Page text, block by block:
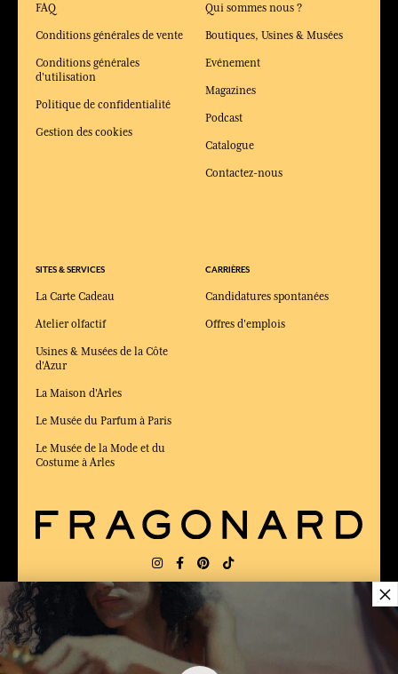
FAQ
Conditions générales de vente
Conditions générales
d'utilisation
Politique de confidentialité
Gestion des cookies
SITES & SERVICES
La Carte Cadeau
Atelier olfactif
Usines & Musées de la Côte
d'Azur
La Maison d'Arles
Le Musée du Parfum à Paris
Le Musée de la Mode et du
Costume à Arles
Qui sommes nous ?
Boutiques, Usines & Musées
Evénement
Magazines
Podcast
Catalogue
Contactez-nous
CARRIÈRES
Candidatures spontanées
Offres d'emplois
LIVRAISON: US
×